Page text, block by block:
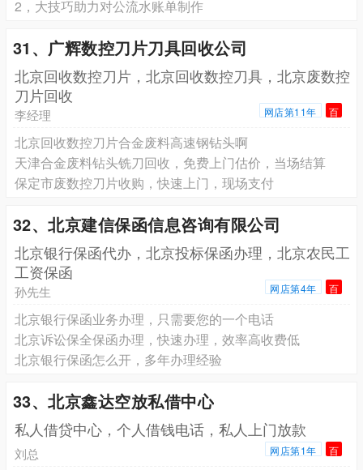
2，大技巧助力对公流水账单制作
31、广辉数控刀片刀具回收公司
北京回收数控刀片，北京回收数控刀具，北京废数控
刀片回收
李经理 网店第11年 百
北京回收数控刀片合金废料高速钢钻头啊
天津合金废料钻头铣刀回收，免费上门估价，当场结算
保定市废数控刀片收购，快速上门，现场支付
32、北京建信保函信息咨询有限公司
北京银行保函代办，北京投标保函办理，北京农民工
工资保函
孙先生 网店第4年 百
北京银行保函业务办理，只需要您的一个电话
北京诉讼保全保函办理，快速办理，效率高收费低
北京银行保函怎么开，多年办理经验
33、北京鑫达空放私借中心
私人借贷中心，个人借钱电话，私人上门放款
刘总 网店第1年 百